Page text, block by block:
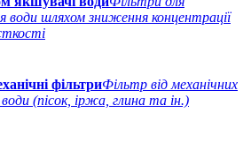
води шляхом зниження концентрації
фільтриФільтр від механічних
(пісок, іржа, глина та ін.)